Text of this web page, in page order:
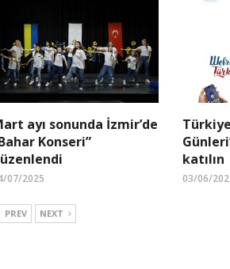
ayı sonunda İzmir’de
Konseri”
07/2025
katılın
03/06/
PREV NEXT